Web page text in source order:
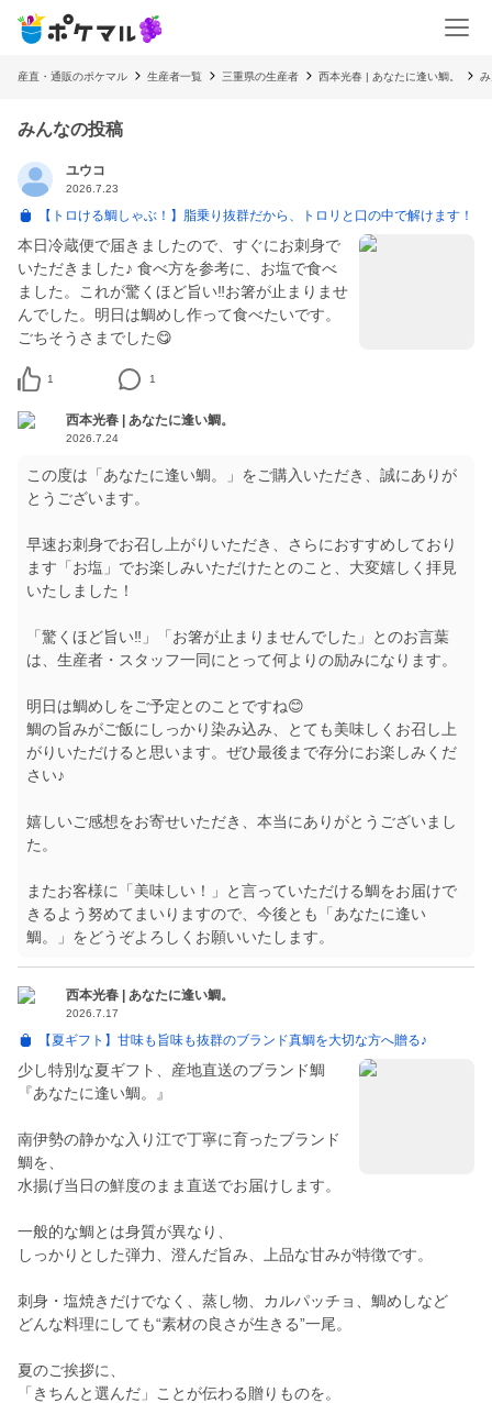
産直・通販のポケマル 生産者一覧 三重県の生産者 西本光春 | あなたに逢い鯛。
みんなの投稿
ユウコ
2026.7.23
【トロける鯛しゃぶ！】脂乗り抜群だから、トロリと口の中で解けます！
本日冷蔵便で届きましたので、すぐにお刺身で
いただきました♪ 食べ方を参考に、お塩で食べ
ました。これが驚くほど旨い‼️お箸が止まりませ
んでした。明日は鯛めし作って食べたいです。
ごちそうさまでした😋
1 1
西本光春 | あなたに逢い鯛。
2026.7.24
この度は「あなたに逢い鯛。」をご購入いただき、誠にありが
とうございます。
早速お刺身でお召し上がりいただき、さらにおすすめしており
ます「お塩」でお楽しみいただけたとのこと、大変嬉しく拝見
いたしました！
「驚くほど旨い‼️」「お箸が止まりませんでした」とのお言葉
は、生産者・スタッフ一同にとって何よりの励みになります。
明日は鯛めしをご予定とのことですね😊
鯛の旨みがご飯にしっかり染み込み、とても美味しくお召し上
がりいただけると思います。ぜひ最後まで存分にお楽しみくだ
さい♪
嬉しいご感想をお寄せいただき、本当にありがとうございまし
た。
またお客様に「美味しい！」と言っていただける鯛をお届けで
きるよう努めてまいりますので、今後とも「あなたに逢い
鯛。」をどうぞよろしくお願いいたします。
西本光春 | あなたに逢い鯛。
2026.7.17
【夏ギフト】甘味も旨味も抜群のブランド真鯛を大切な方へ贈る♪
少し特別な夏ギフト、産地直送のブランド鯛
『あなたに逢い鯛。』
南伊勢の静かな入り江で丁寧に育ったブランド
鯛を、
水揚げ当日の鮮度のまま直送でお届けします。
一般的な鯛とは身質が異なり、
しっかりとした弾力、澄んだ旨み、上品な甘みが特徴です。
刺身・塩焼きだけでなく、蒸し物、カルパッチョ、鯛めしなど
どんな料理にしても“素材の良さが生きる”一尾。
夏のご挨拶に、
「きちんと選んだ」ことが伝わる贈りものを。